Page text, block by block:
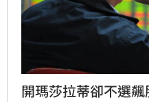
開瑪莎拉蒂卻不選